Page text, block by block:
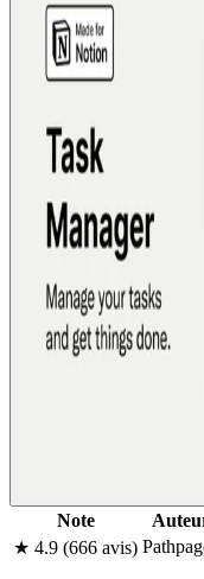
Note
★ 4.9 (666 avis)